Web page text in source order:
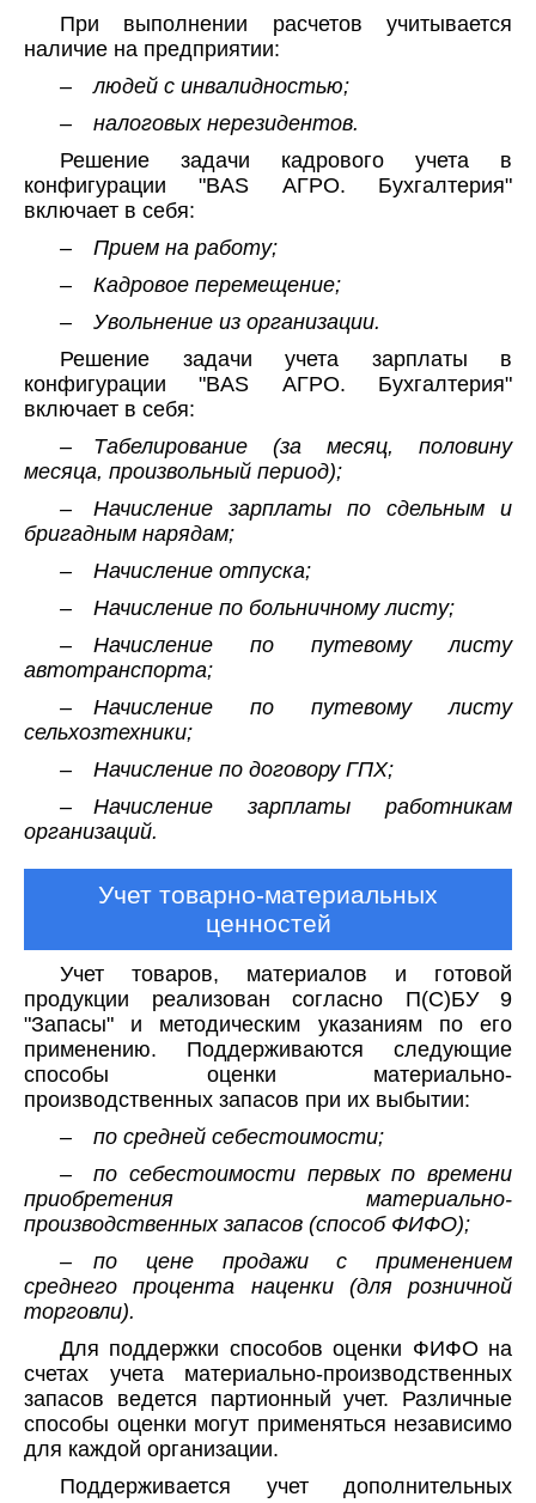
При выполнении расчетов учитывается
наличие на предприятии:
– людей с инвалидностью;
– налоговых нерезидентов.
Решение задачи кадрового учета в
конфигурации "BAS АГРО. Бухгалтерия"
включает в себя:
– Прием на работу;
– Кадровое перемещение;
– Увольнение из организации.
Решение задачи учета зарплаты в
конфигурации "BAS АГРО. Бухгалтерия"
включает в себя:
– Табелирование (за месяц, половину
месяца, произвольный период);
– Начисление зарплаты по сдельным и
бригадным нарядам;
– Начисление отпуска;
– Начисление по больничному листу;
– Начисление по путевому листу
автотранспорта;
– Начисление по путевому листу
сельхозтехники;
– Начисление по договору ГПХ;
– Начисление зарплаты работникам
организаций.
Учет товарно-материальных
ценностей
Учет товаров, материалов и готовой
продукции реализован согласно П(С)БУ 9
"Запасы" и методическим указаниям по его
применению. Поддерживаются следующие
способы оценки материально-
производственных запасов при их выбытии:
– по средней себестоимости;
– по себестоимости первых по времени
приобретения материально-
производственных запасов (способ ФИФО);
– по цене продажи с применением
среднего процента наценки (для розничной
торговли).
Для поддержки способов оценки ФИФО на
счетах учета материально-производственных
запасов ведется партионный учет. Различные
способы оценки могут применяться независимо
для каждой организации.
Поддерживается учет дополнительных